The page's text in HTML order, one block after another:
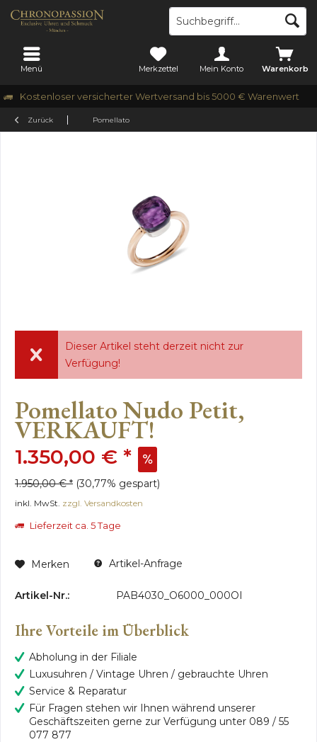
Kostenloser versicherter Wertversand bis 5000 € Warenwert
Menü Warenkorb
Merkzettel Mein Konto
Zurück Pomellato
Dieser Artikel steht derzeit nicht zur
Verfügung!
Pomellato Nudo Petit,
VERKAUFT!
1.350,00 € *
1.950,00 € * (30,77% gespart)
inkl. MwSt. zzgl. Versandkosten
Lieferzeit ca. 5 Tage
Merken Artikel-Anfrage
Artikel-Nr.: PAB4030_O6000_000OI
Ihre Vorteile im Überblick
Abholung in der Filiale
Luxusuhren / Vintage Uhren / gebrauchte Uhren
Service & Reparatur
Für Fragen stehen wir Ihnen während unserer
Geschäftszeiten gerne zur Verfügung unter 089 / 55
077 877